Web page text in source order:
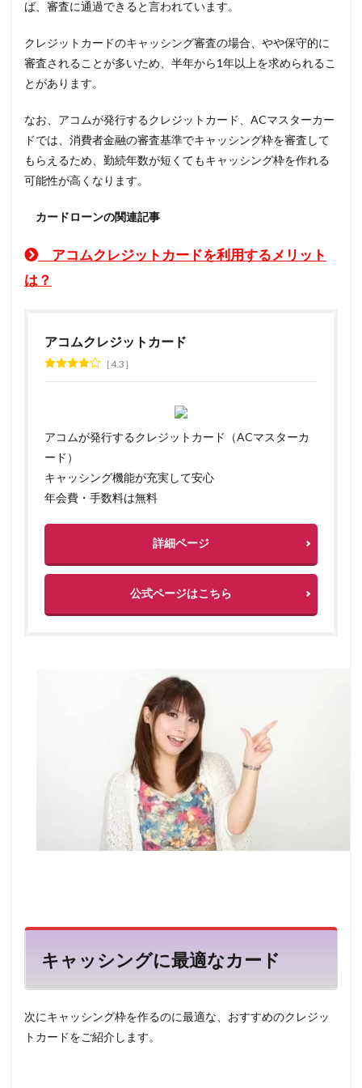
ば、審査に通過できると言われています。
クレジットカードのキャッシング審査の場合、やや保守的に
審査されることが多いため、半年から1年以上を求められるこ
とがあります。
なお、アコムが発行するクレジットカード、ACマスターカー
ドでは、消費者金融の審査基準でキャッシング枠を審査して
もらえるため、勤続年数が短くてもキャッシング枠を作れる
可能性が高くなります。
カードローンの関連記事
アコムクレジットカードを利用するメリット
は？
アコムクレジットカード
4.3
アコムが発行するクレジットカード（ACマスターカ
ード）
キャッシング機能が充実して安心
年会費・手数料は無料
詳細ページ
公式ページはこちら
キャッシングに最適なカード
次にキャッシング枠を作るのに最適な、おすすめのクレジッ
トカードをご紹介します。